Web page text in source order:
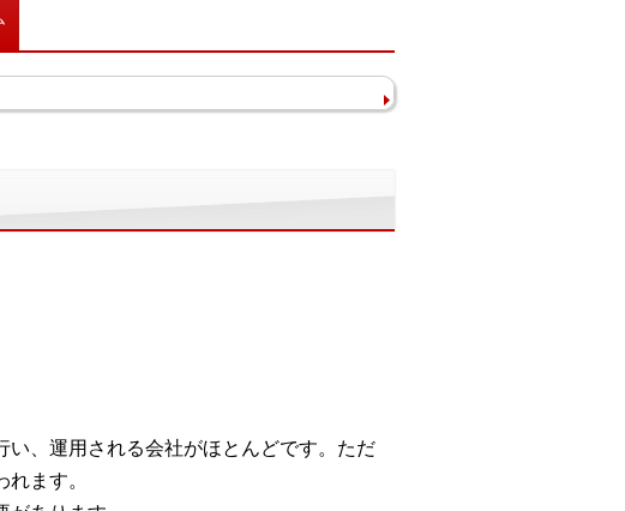
、運用される会社がほとんどです。ただ
ます。